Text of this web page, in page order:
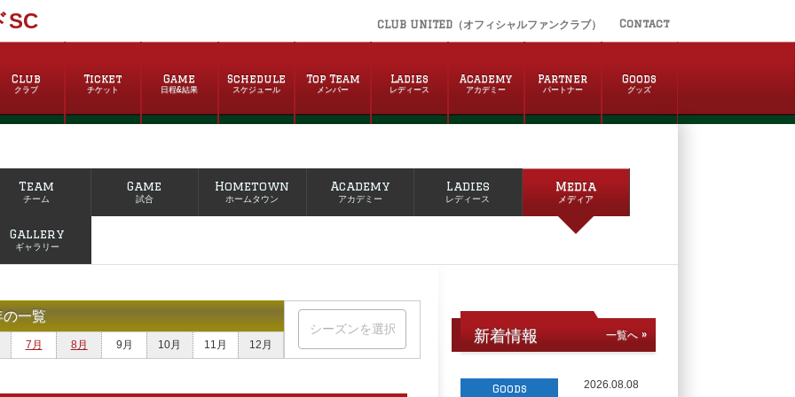
SC CLUB UNITED（オフィシャルファンクラブ） Contact
Club
クラブ
Ticket
チケット
Game
日程&結果
Schedule
スケジュール
Top Team
メンバー
Ladies
レディース
Academy
アカデミー
Partner
パートナー
Goods
グッズ
Team
チーム
Game
試合
Hometown
ホームタウン
Academy
アカデミー
Ladies
レディース
Media
メディア
Gallery
ギャラリー
の一覧
7月 8月 9月 10月 11月 12月
新着情報 一覧へ »
Goods 2026.08.08